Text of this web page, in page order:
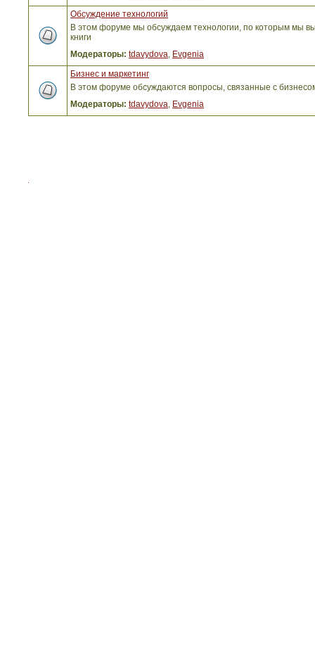
Обсуждение технологий
В этом форуме мы обсуждаем технологии, по которым мы
книги
Модераторы: tdavydova, Evgenia
Бизнес и маркетинг
В этом форуме обсуждаются вопросы, связанные с
Модераторы: tdavydova, Evgenia